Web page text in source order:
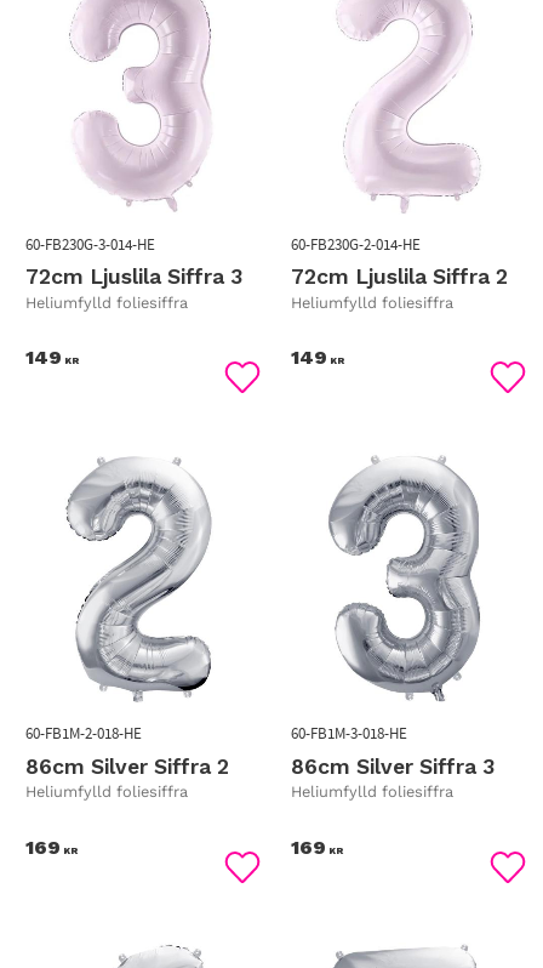
72cm Ljuslila Siffra 3
Heliumfylld foliesiffra
60-FB230G-3-014-HE
149 KR
Lägg till i favoriter
72cm Ljuslila Siffra 2
Heliumfylld foliesiffra
60-FB230G-2-014-HE
149 KR
86cm Silver Siffra 2
Heliumfylld foliesiffra
60-FB1M-2-018-HE
169 KR
Lägg till i favoriter
86cm Silver Siffra 3
Heliumfylld foliesiffra
60-FB1M-3-018-HE
169 KR